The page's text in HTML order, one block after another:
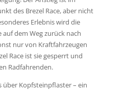
des Brezel Race, aber nicht
Erlebnis wird die
auf dem Weg zurück nach
nur von Kraftfahrzeugen
Race ist sie gesperrt und
Radfahrenden.
über Kopfsteinpflaster – ein